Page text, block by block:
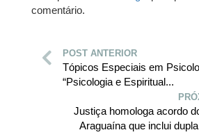
comentário.
POST ANTERIOR
Tópicos Especiais em
“Psicologia e Espiritual...
Justiça homologa acordo
Araguaína que inclui